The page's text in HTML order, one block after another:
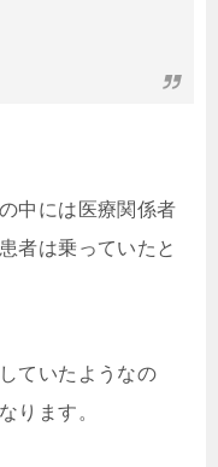
中には医療関係者
者は乗っていたと
ていたようなの
ります。